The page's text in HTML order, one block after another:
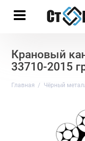
Крановый
33710-2015
Главная Чёрный